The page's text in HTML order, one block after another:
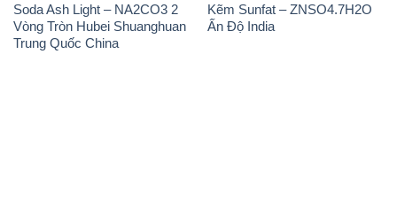
Soda Ash Light – NA2CO3 2
Vòng Tròn Hubei Shuanghuan
Trung Quốc China
Kẽm Sunfat – ZNSO4.7H2O
Ấn Độ India